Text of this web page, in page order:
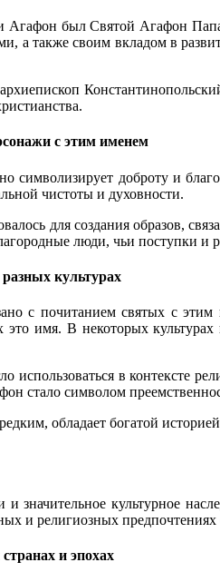
был Святой Агафон
а также своим вкладом в
с этим именем
символизирует доброту и
чистоты и духовности.
для создания образов,
люди, чьи поступки
культурах
с почитанием святых с
имя. В некоторых
использоваться в контексте
стало символом
обладает богатой
значительное культурное
и религиозных предпочтениях
и эпохах